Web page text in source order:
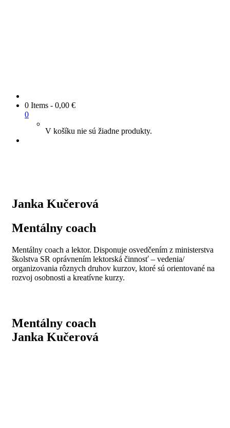
0 Items - 0,00 €
0
V košíku nie sú žiadne produkty.
Janka Kučerová
Mentálny coach
Mentálny coach a lektor. Disponuje osvedčením z ministerstva
školstva SR oprávnením lektorská činnosť – vedenia/
organizovania rôznych druhov kurzov, ktoré sú orientované na
rozvoj osobnosti a kreatívne kurzy.
Mentálny coach
Janka Kučerová